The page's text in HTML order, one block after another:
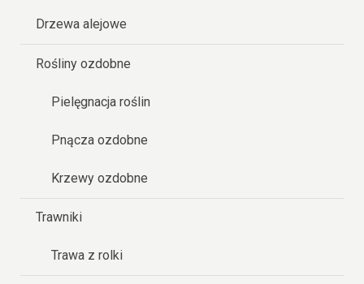
Drzewa alejowe
Rośliny ozdobne
Pielęgnacja roślin
Pnącza ozdobne
Krzewy ozdobne
Trawniki
Trawa z rolki